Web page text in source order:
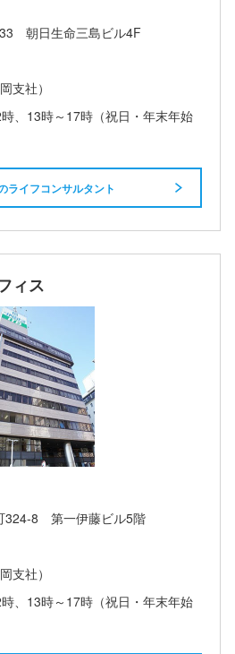
朝日生命三島ビル4F
支社）
、13時～17時（祝日・年末年始
ライフコンサルタント
ィス
324-8 第一伊藤ビル5階
支社）
、13時～17時（祝日・年末年始